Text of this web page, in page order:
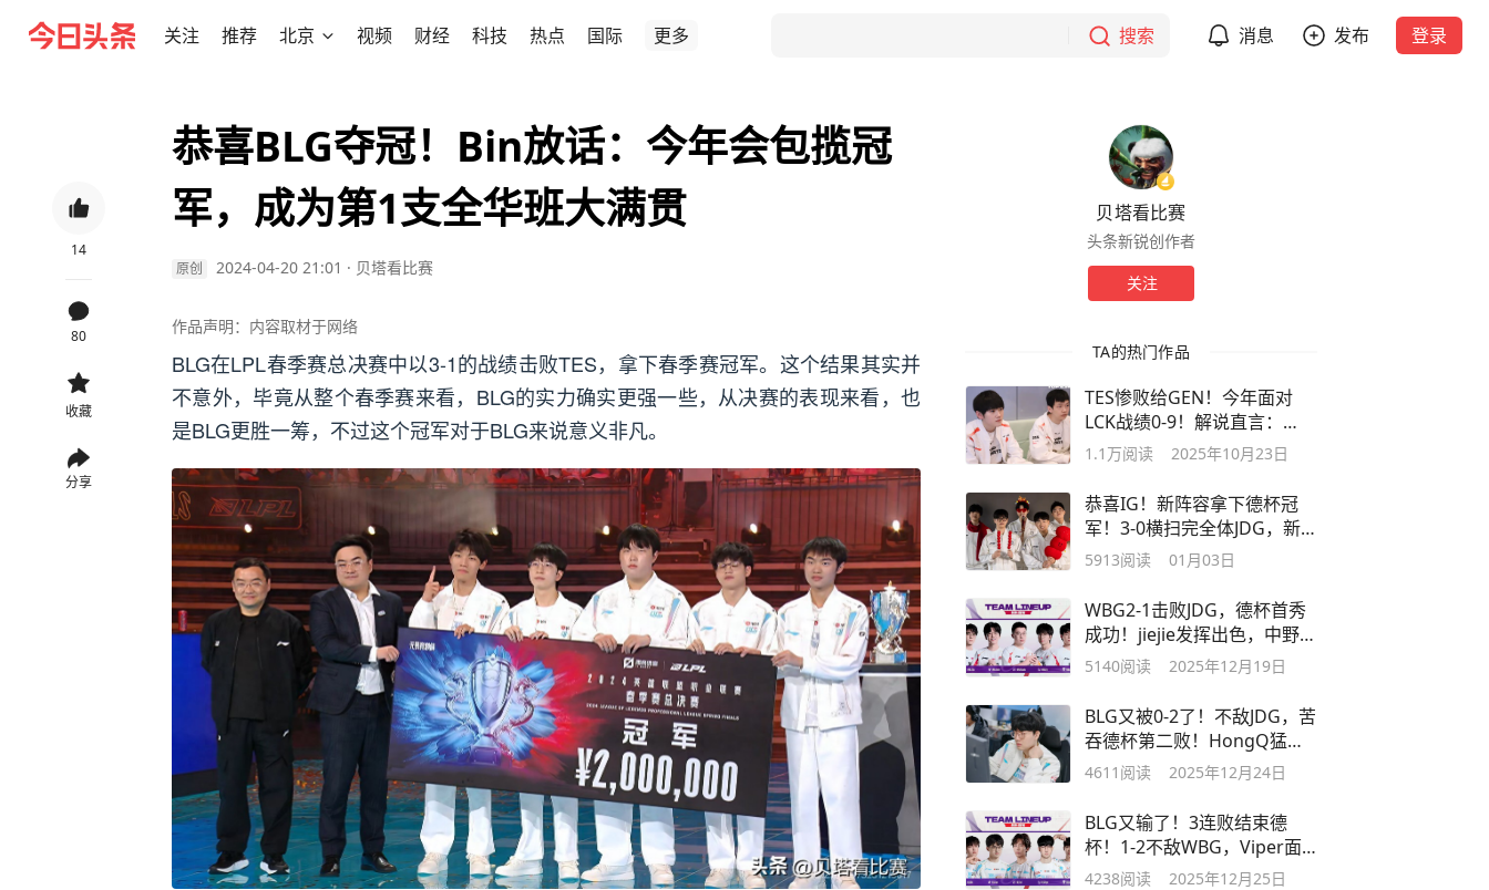
关注 推荐 北京 视频 财经 科技 热点 国际 更多 搜索 消息 发布 登录
14
80
收藏
分享
恭喜BLG夺冠！Bin放话：今年会包揽冠
军，成为第1支全华班大满贯
原创 2024-04-20 21:01 · 贝塔看比赛
作品声明：内容取材于网络
BLG在LPL春季赛总决赛中以3-1的战绩击败TES，拿下春季赛冠军。这个结果其实并
不意外，毕竟从整个春季赛来看，BLG的实力确实更强一些，从决赛的表现来看，也
是BLG更胜一筹，不过这个冠军对于BLG来说意义非凡。
贝塔看比赛
头条新锐创作者
关注
TA的热门作品
TES惨败给GEN！今年面对
LCK战绩0-9！解说直言：
kanavi表现有点差
1.1万阅读 2025年10月23日
恭喜IG！新阵容拿下德杯冠
军！3-0横扫完全体JDG，新
人发挥出色
5913阅读 01月03日
WBG2-1击败JDG，德杯首秀
成功！jiejie发挥出色，中野配
合完美
5140阅读 2025年12月19日
BLG又被0-2了！不敌JDG，苦
吞德杯第二败！HongQ猛如
战神
4611 阅读 2025年12月24日
BLG又输了！3连败结束德
杯！1-2不敌WBG，Viper面
对ELK对线炸了
4238阅读 2025年12月25日